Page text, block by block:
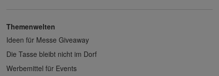
Themenwelten
Ideen für Messe Giveaway
Die Tasse bleibt nicht im Dorf
Werbemittel für Events